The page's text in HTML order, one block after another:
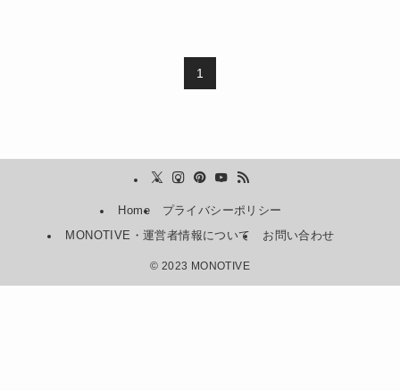
1
Home
プライバシーポリシー
MONOTIVE・運営者情報について
お問い合わせ
© 2023 MONOTIVE